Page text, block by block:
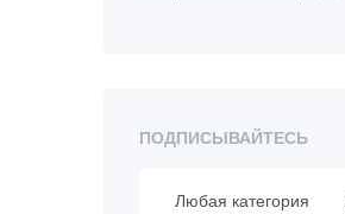
ПОДПИСЫВАЙТЕСЬ
Любая категория